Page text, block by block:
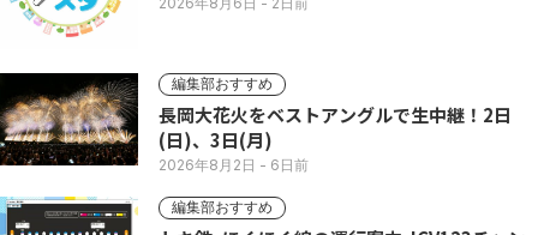
編集部おすすめ
長岡大花火をベストアングルで生中継！2日
(日)、3日(月)
2026年8月2日 - 6日前
編集部おすすめ